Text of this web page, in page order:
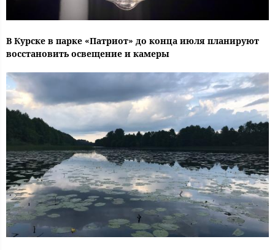
В Курске в парке «Патриот» до конца июля планируют
восстановить освещение и камеры